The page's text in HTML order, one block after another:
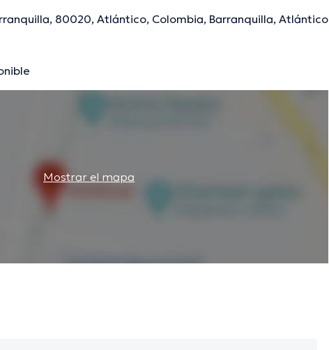
80020, Atlántico, Colombia, Barranquilla, Atlántico
Mostrar el mapa